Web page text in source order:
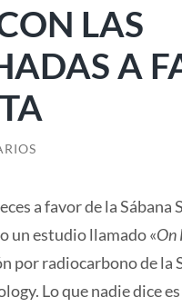
LAS
A
a favor de la
un estudio llamado «On
por radiocarbono de la
Lo que nadie dice